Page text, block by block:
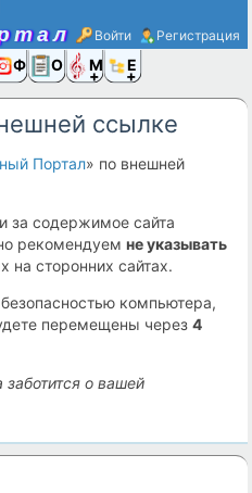
Войти Регистрация
Фото Ещё
ссылке
Портал» по внешней
за содержимое сайта
рекомендуемне указывать
на сторонних сайтах.
компьютера,
перемещены через4
о вашей